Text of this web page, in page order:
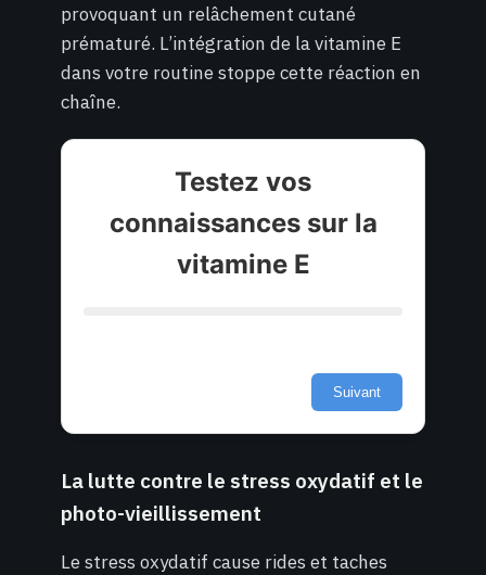
provoquant un relâchement cutané
prématuré. L’intégration de la vitamine E
dans votre routine stoppe cette réaction en
chaîne.
Testez vos
connaissances sur la
vitamine E
Suivant
La lutte contre le stress oxydatif et le
photo-vieillissement
Le stress oxydatif cause rides et taches